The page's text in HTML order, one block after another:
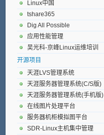
Linux中国
tshare365
Dig All Possible
应用性能管理
吴光科-京峰Linux运维培训
开源项目
天涯LVS管理系统
天涯服务器管理系统(C/S版)
天涯服务器管理系统(手机版)
在线图片处理平台
服务器机柜模拟图平台
SDR-Linux主机集中管理